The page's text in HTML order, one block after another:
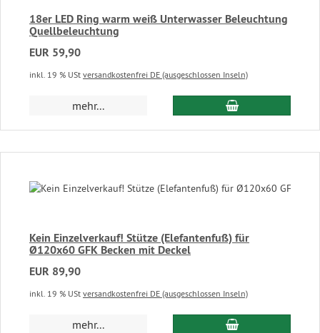
18er LED Ring warm weiß Unterwasser Beleuchtung
Quellbeleuchtung
EUR 59,90
inkl. 19 % USt versandkostenfrei DE (ausgeschlossen Inseln)
mehr... In den
Kein Einzelverkauf! Stütze (Elefantenfuß) für
Ø120x60 GFK Becken mit Deckel
EUR 89,90
inkl. 19 % USt versandkostenfrei DE (ausgeschlossen Inseln)
mehr... In den